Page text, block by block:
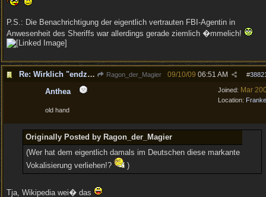
P.S.: Die Benachrichtigung der eigentlich vertrauten FBI-Agentin in
Anwesenheit des Sheriffs war allerdings gerade ziemlich �mmelich!
Re: Wirklich "endzeitm��ig", oder was?! Ragon_der_Magier #
09/10/09 06:51 AM
Joined: Mar
Location:
Anthea
old hand
Originally Posted by Ragon_der_Magier
(Wer hat dem eigentlich damals im Deutschen diese markante
Vokalisierung verliehen!?
)
Tja, Wikipedia wei� das